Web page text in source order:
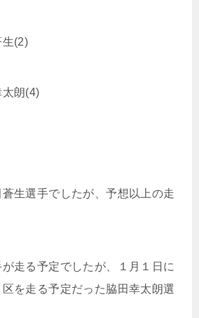
(2)
朗(4)
生選手でしたが、予想以上の走
走る予定でしたが、１月１日に
を走る予定だった脇田幸太朗選